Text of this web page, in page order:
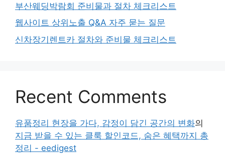
부산웨딩박람회 준비물과 절차 체크리스트
웹사이트 상위노출 Q&A 자주 묻는 질문
신차장기렌트카 절차와 준비물 체크리스트
Recent Comments
유품정리 현장을 가다, 감정이 담긴 공간의 변화의
지금 받을 수 있는 클룩 할인코드, 숨은 혜택까지 총
정리 - eedigest